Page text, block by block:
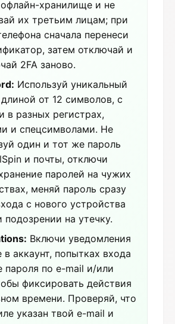
хранилище и не
их третьим лицам; при
сначала перенеси
затем отключай и
2FA заново.
Используй уникальный
от 12 символов, с
в разных регистрах,
и спецсимволами. Не
один и тот же пароль
и почты, отключи
паролей на чужих
меняй пароль сразу
с нового устройства
подозрении на утечку.
Включи уведомления
в аккаунт, попытках входа
пароля по e-mail и/или
фиксировать действия
времени. Проверяй, что
указан твой e-mail и